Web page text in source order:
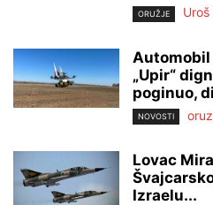
ORUŽJE
Automobil
„Upir“
poginuo,
NOVOSTI
Lovac
Izraelu...